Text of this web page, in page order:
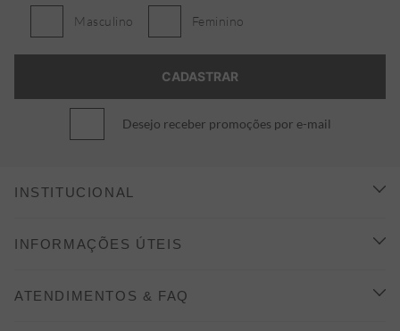
Masculino Feminino
Desejo receber promoções por e-mail
INSTITUCIONAL
CONHEÇA A ALEATORY
INFORMAÇÕES ÚTEIS
ATENDIMENTOS & FAQ